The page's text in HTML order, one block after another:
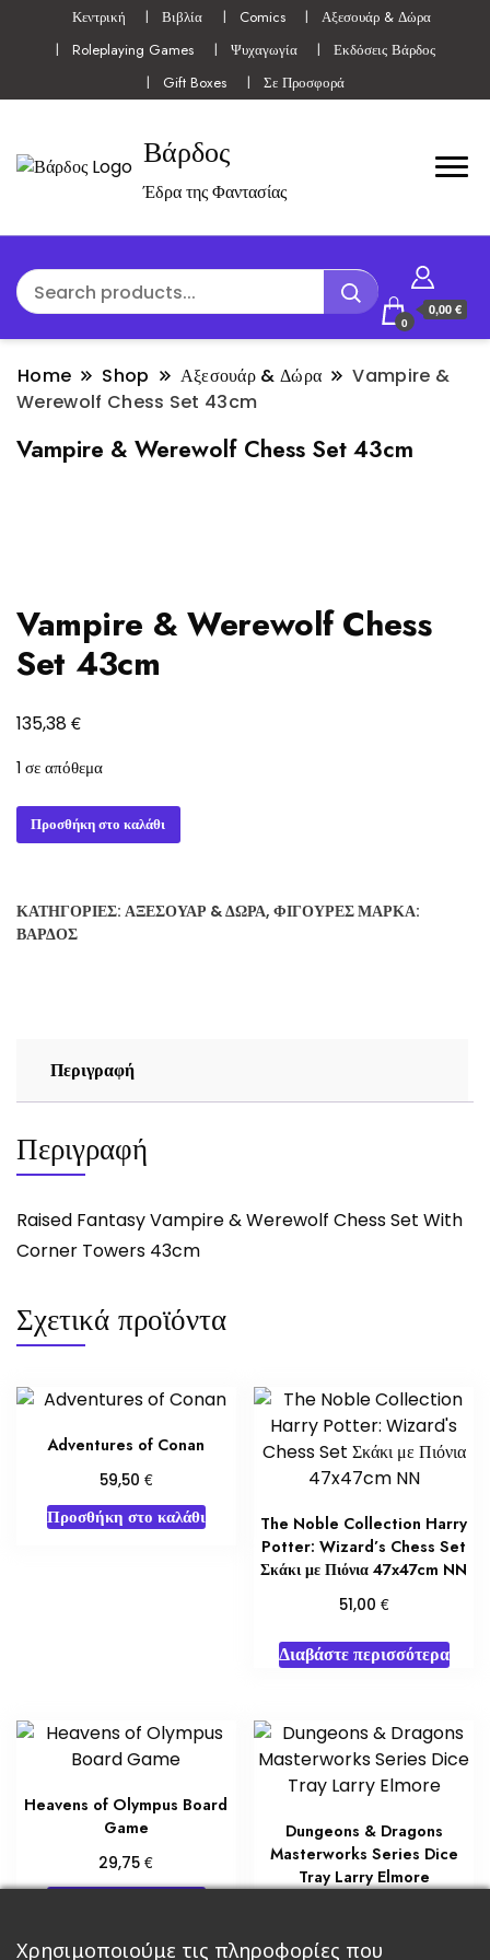
Κεντρική Βιβλία Comics
Αξεσουάρ & Δώρα
Roleplaying Games
Ψυχαγωγία
Εκδόσεις Βάρδος
Gift Boxes
Σε Προσφορά
Βάρδος
Έδρα της Φαντασίας
0
0,00 €
Home Shop Αξεσουάρ & Δώρα
Vampire &
Werewolf Chess Set 43cm
Vampire & Werewolf Chess Set 43cm
Vampire & Werewolf Chess
Set 43cm
135,38€
1 σε απόθεμα
Vampire
&
Set
Προσθήκη στο καλάθι
ΚΑΤΗΓΟΡΊΕΣ: ΑΞΕΣΟΥΆΡ & ΔΏΡΑ, ΦΙΓΟΎΡΕΣΜΆΡΚΑ:
ΒΆΡΔΟΣ
Περιγραφή
Περιγραφή
Raised Fantasy Vampire & Werewolf Chess Set With
Corner Towers 43cm
Σχετικά προϊόντα
Adventures of Conan
59,50 €
Προσθήκη στο καλάθι
The Noble Collection Harry
Potter: Wizard’s Chess Set
Σκάκι με Πιόνια 47x47cm NN
51,00 €
Διαβάστε περισσότερα
Heavens of Olympus Board
Game
29,75€
Dungeons & Dragons
Masterworks Series Dice
Tray Larry Elmore
Προσθήκη στο καλάθι
Χρησιμοποιούμε τις πληροφορίες που